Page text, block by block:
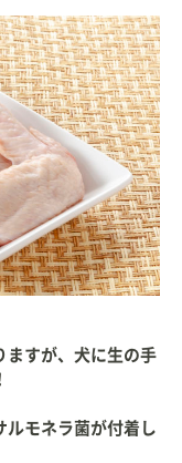
ますが、犬に生の手
ルモネラ菌が付着し